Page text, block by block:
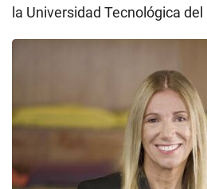
la Universidad Tecnológica del